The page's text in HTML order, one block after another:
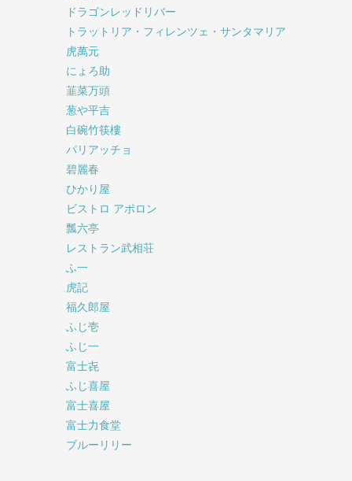
ドラゴンレッドリバー
トラットリア・フィレンツェ・サンタマリア
虎萬元
にょろ助
韮菜万頭
葱や平吉
白碗竹筷樓
パリアッチョ
碧麗春
ひかり屋
ビストロ アポロン
瓢六亭
レストラン武相荘
ふ一
虎記
福久郎屋
ふじ壱
ふじ一
富士㐂
ふじ喜屋
富士喜屋
富士力食堂
ブルーリリー